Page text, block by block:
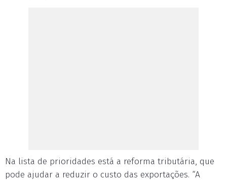
Na lista de prioridades está a reforma tributária, que
pode ajudar a reduzir o custo das exportações. “A